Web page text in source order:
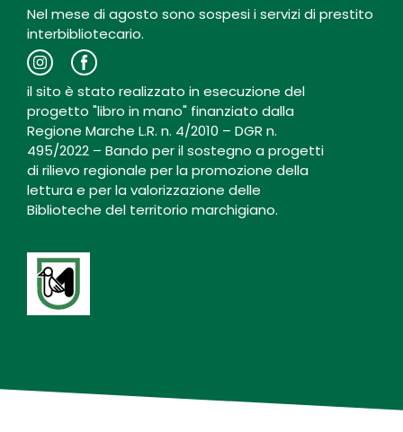
Nel mese di agosto sono sospesi i servizi di prestito
interbibliotecario.
il sito è stato realizzato in esecuzione del
progetto "libro in mano" finanziato dalla
Regione Marche L.R. n. 4/2010 – DGR n.
495/2022 – Bando per il sostegno a progetti
di rilievo regionale per la promozione della
lettura e per la valorizzazione delle
Biblioteche del territorio marchigiano.